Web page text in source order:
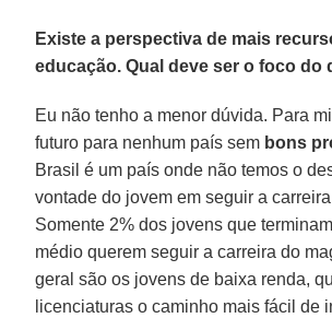
Existe a perspectiva de mais
educação. Qual deve ser o foco do
Eu não tenho a menor dúvida. Para
futuro para nenhum país sem bons
Brasil é um país onde não temos o
vontade do jovem em seguir a
Somente 2% dos jovens que
médio querem seguir a carreira do
geral são os jovens de baixa renda,
licenciaturas o caminho mais fácil de